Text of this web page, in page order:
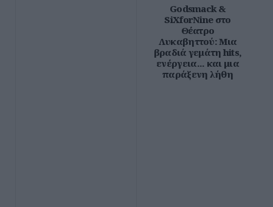
Godsmack &
SiXforNine στο
Θέατρο
Λυκαβηττού: Μια
βραδιά γεμάτη hits,
ενέργεια... και μια
παράξενη λήθη